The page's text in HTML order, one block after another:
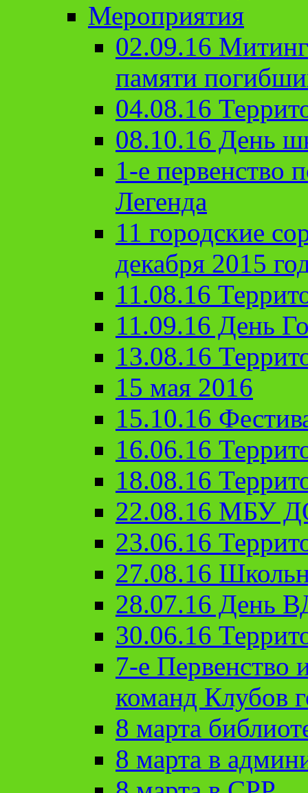
Мероприятия
02.09.16
памяти
04.08.16
08.10.16 День
1-е первенство
Легенда
11 городские
декабря 2015
11.08.16
11.09.16 День
13.08.16
15 мая 2016
15.10.16
16.06.16
18.08.16
22.08.16 МБУ
23.06.16
27.08.16
28.07.16 День
30.06.16
7-е Первенство
команд Клубов
8 марта
8 марта в